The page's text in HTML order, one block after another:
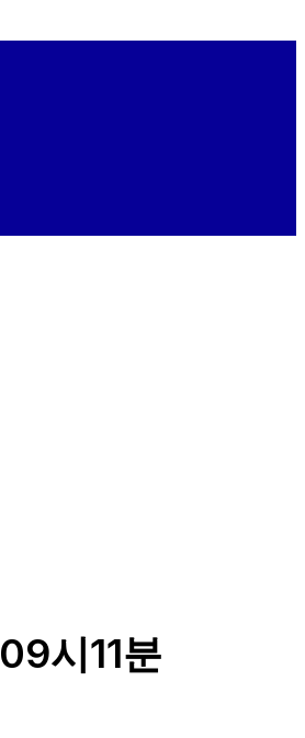
시11분